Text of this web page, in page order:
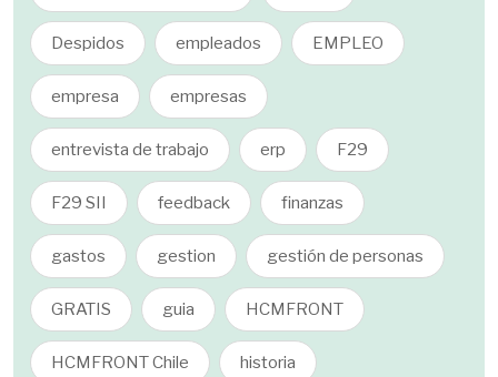
Despidos empleados EMPLEO
empresa empresas
entrevista de trabajo erp F29
F29 SII feedback finanzas
gastos gestion gestión de personas
GRATIS guia HCMFRONT
HCMFRONT Chile historia